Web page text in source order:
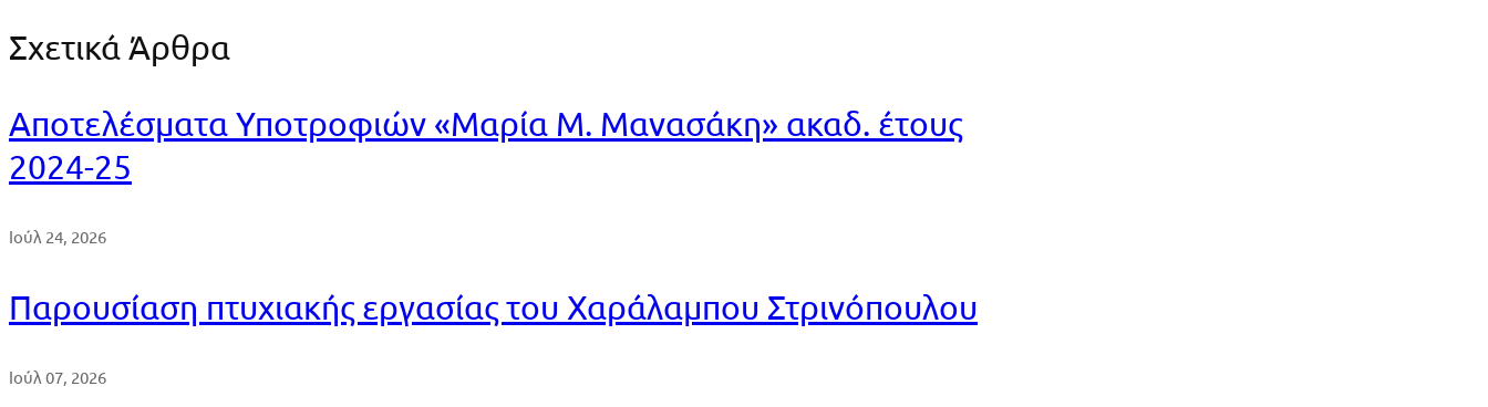
Σχετικά Άρθρα
Αποτελέσματα Υποτροφιών «Μαρία Μ. Μανασάκη» ακαδ. έτους
2024-25
Ιούλ 24, 2026
Παρουσίαση πτυχιακής εργασίας του Χαράλαμπου Στρινόπουλου
Ιούλ 07, 2026